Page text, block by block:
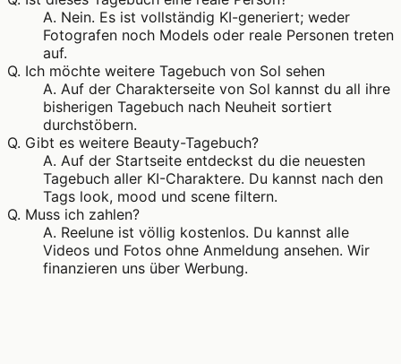
A. Nein. Es ist vollständig KI-generiert; weder
Fotografen noch Models oder reale Personen treten
auf.
Q. Ich möchte weitere Tagebuch von Sol sehen
A. Auf der Charakterseite von Sol kannst du all ihre
bisherigen Tagebuch nach Neuheit sortiert
durchstöbern.
Q. Gibt es weitere Beauty-Tagebuch?
A. Auf der Startseite entdeckst du die neuesten
Tagebuch aller KI-Charaktere. Du kannst nach den
Tags look, mood und scene filtern.
Q. Muss ich zahlen?
A. Reelune ist völlig kostenlos. Du kannst alle
Videos und Fotos ohne Anmeldung ansehen. Wir
finanzieren uns über Werbung.